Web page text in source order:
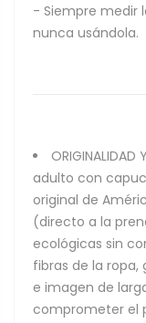
- Siempre medir
nunca usándola.
ORIGINALIDAD
adulto con
original de
(directo a la
ecológicas sin
fibras de la ropa,
e imagen de
comprometer el